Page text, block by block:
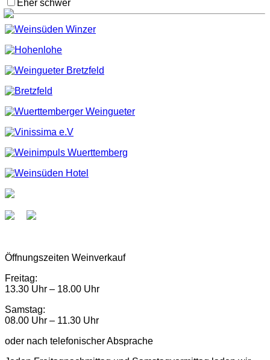
Eher schwer
Öffnungszeiten Weinverkauf
Freitag:
13.30 Uhr – 18.00 Uhr
Samstag:
08.00 Uhr – 11.30 Uhr
oder nach telefonischer Absprache